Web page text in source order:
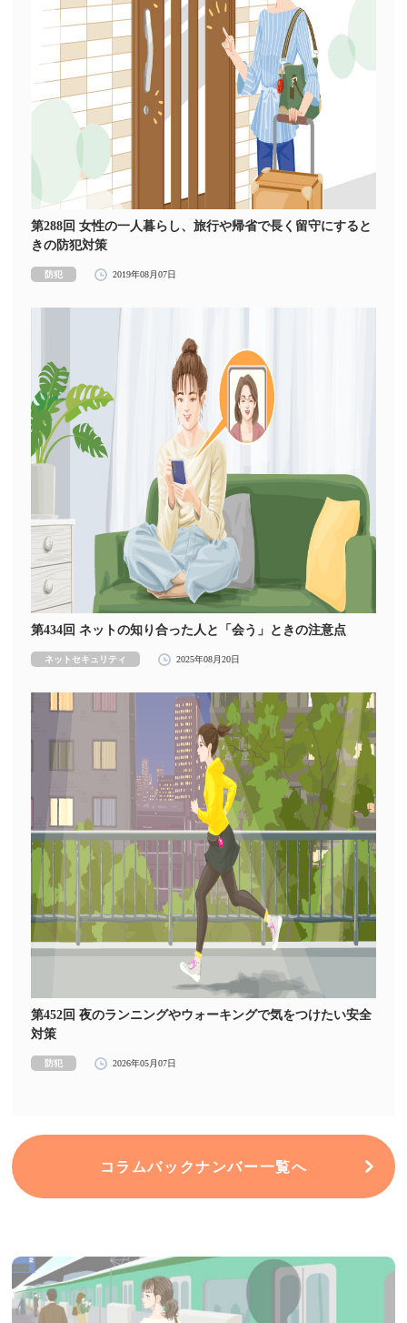
第288回 女性の一人暮らし、旅行や帰省で長く留守にすると
きの防犯対策
防犯 2019年08月07日
第434回 ネットの知り合った人と「会う」ときの注意点
ネットセキュリティ 2025年08月20日
第452回 夜のランニングやウォーキングで気をつけたい安全
対策
防犯 2026年05月07日
コラムバックナンバー一覧へ